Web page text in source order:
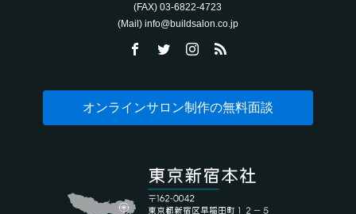
(FAX) 03-6822-4723‬
(Mail) info@buildsalon.co.jp
オンラインサロン制作の無料面談